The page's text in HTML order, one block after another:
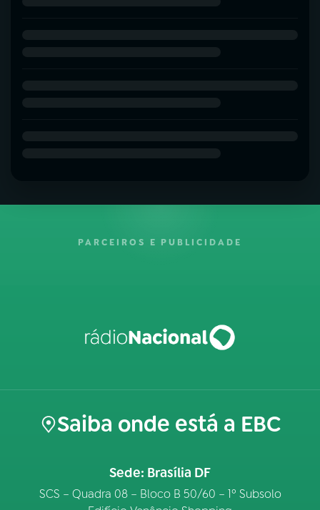
PARCEIROS E PUBLICIDADE
Saiba onde está a EBC
Sede: Brasília DF
SCS – Quadra 08 – Bloco B 50/60 – 1º Subsolo